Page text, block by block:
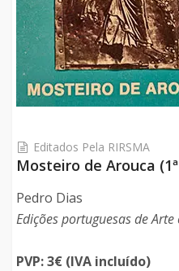
Editados Pela RIRSMA
Mosteiro de Arouca
Pedro Dias
Edições portuguesas de
PVP: 3€ (IVA incluído)